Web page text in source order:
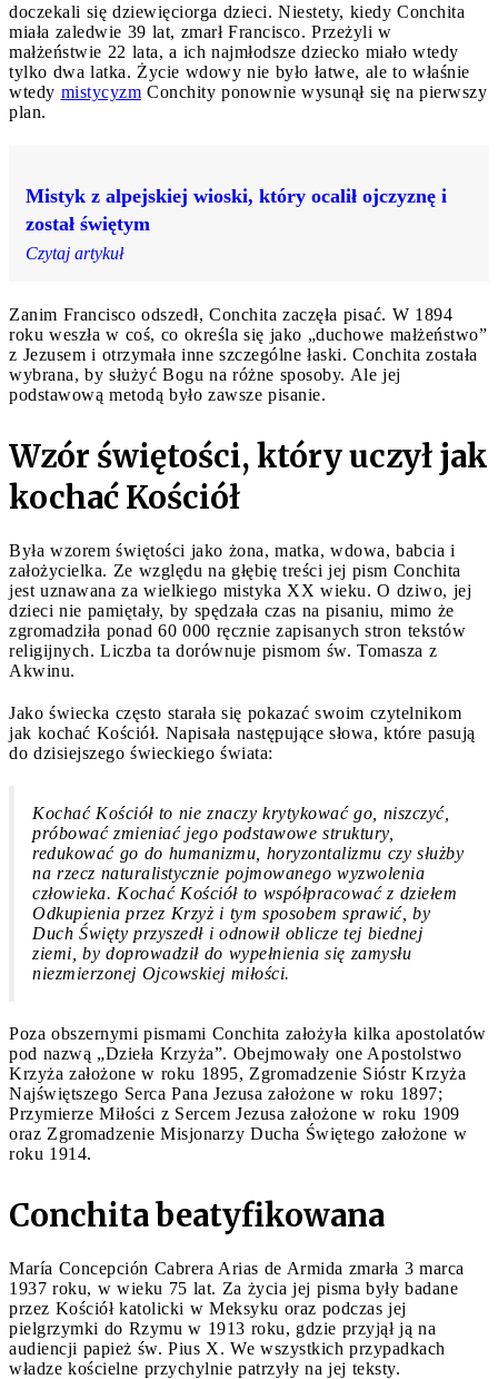
doczekali się dziewięciorga dzieci. Niestety, kiedy Conchita
miała zaledwie 39 lat, zmarł Francisco. Przeżyli w
małżeństwie 22 lata, a ich najmłodsze dziecko miało wtedy
tylko dwa latka. Życie wdowy nie było łatwe, ale to właśnie
wtedy mistycyzm Conchity ponownie wysunął się na pierwszy
plan.
Mistyk z alpejskiej wioski, który ocalił ojczyznę i
został świętym
Czytaj artykuł
Zanim Francisco odszedł, Conchita zaczęła pisać. W 1894
roku weszła w coś, co określa się jako „duchowe małżeństwo”
z Jezusem i otrzymała inne szczególne łaski. Conchita została
wybrana, by służyć Bogu na różne sposoby. Ale jej
podstawową metodą było zawsze pisanie.
Wzór świętości, który uczył jak
kochać Kościół
Była wzorem świętości jako żona, matka, wdowa, babcia i
założycielka. Ze względu na głębię treści jej pism Conchita
jest uznawana za wielkiego mistyka XX wieku. O dziwo, jej
dzieci nie pamiętały, by spędzała czas na pisaniu, mimo że
zgromadziła ponad 60 000 ręcznie zapisanych stron tekstów
religijnych. Liczba ta dorównuje pismom św. Tomasza z
Akwinu.
Jako świecka często starała się pokazać swoim czytelnikom
jak kochać Kościół. Napisała następujące słowa, które pasują
do dzisiejszego świeckiego świata:
Kochać Kościół to nie znaczy krytykować go, niszczyć,
próbować zmieniać jego podstawowe struktury,
redukować go do humanizmu, horyzontalizmu czy służby
na rzecz naturalistycznie pojmowanego wyzwolenia
człowieka. Kochać Kościół to współpracować z dziełem
Odkupienia przez Krzyż i tym sposobem sprawić, by
Duch Święty przyszedł i odnowił oblicze tej biednej
ziemi, by doprowadził do wypełnienia się zamysłu
niezmierzonej Ojcowskiej miłości.
Poza obszernymi pismami Conchita założyła kilka apostolatów
pod nazwą „Dzieła Krzyża”. Obejmowały one Apostolstwo
Krzyża założone w roku 1895, Zgromadzenie Sióstr Krzyża
Najświętszego Serca Pana Jezusa założone w roku 1897;
Przymierze Miłości z Sercem Jezusa założone w roku 1909
oraz Zgromadzenie Misjonarzy Ducha Świętego założone w
roku 1914.
Conchita beatyfikowana
María Concepción Cabrera Arias de Armida zmarła 3 marca
1937 roku, w wieku 75 lat. Za życia jej pisma były badane
przez Kościół katolicki w Meksyku oraz podczas jej
pielgrzymki do Rzymu w 1913 roku, gdzie przyjął ją na
audiencji papież św. Pius X. We wszystkich przypadkach
władze kościelne przychylnie patrzyły na jej teksty.